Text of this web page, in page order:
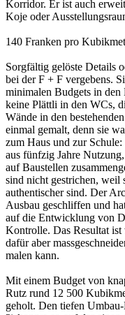
Korridor. Er ist auch
Koje oder
140 Franken pro
Sorgfältig gelöste Details
bei der F + F vergebens.
minimalen Budgets in
keine Plättli in den WCs,
Wände in den
einmal gemalt, denn sie
zum Haus und zur
aus fünfzig Jahre
auf Baustellen
sind nicht gestrichen, weil
authentischer sind. Der
Ausbau geschliffen und
auf die Entwicklung von
Kontrolle. Das Resultat ist
dafür aber
malen kann.
Mit einem Budget von
Rutz rund 12 500
geholt. Den tiefen